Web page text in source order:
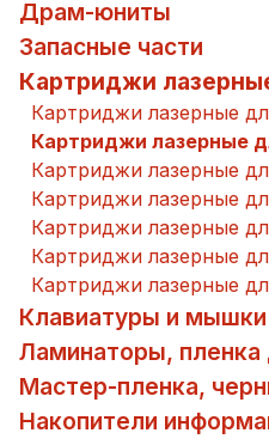
Драм-юниты
Запасные части
Картриджи
Картриджи лазерные
Картриджи лазерные
Картриджи лазерные
Картриджи лазерные
Картриджи лазерные
Картриджи лазерные
Картриджи лазерные
Клавиатуры и мышки
Ламинаторы, пленка
Мастер-пленка,
Накопители